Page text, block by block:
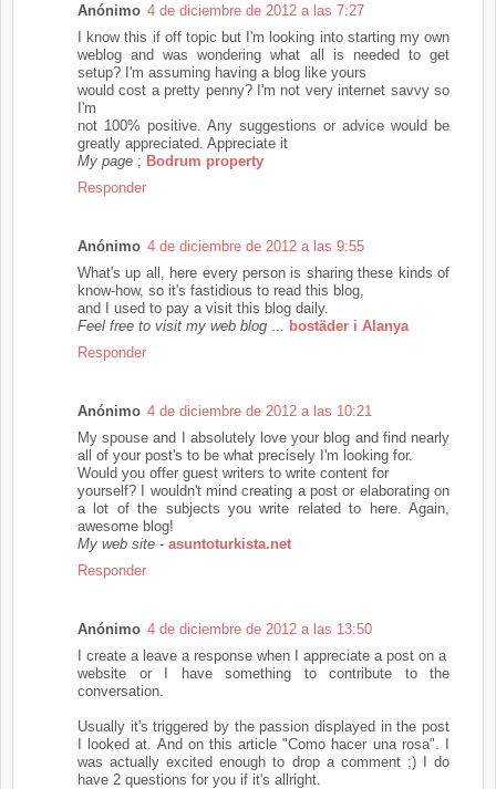
Anónimo 4 de diciembre de 2012 a las 7:27
I know this if off topic but I'm looking into starting my own
weblog and was wondering what all is needed to get
setup? I'm assuming having a blog like yours
would cost a pretty penny? I'm not very internet savvy so
I'm
not 100% positive. Any suggestions or advice would be
greatly appreciated. Appreciate it
My page ; Bodrum property
Responder
Anónimo 4 de diciembre de 2012 a las 9:55
What's up all, here every person is sharing these kinds of
know-how, so it's fastidious to read this blog,
and I used to pay a visit this blog daily.
Feel free to visit my web blog
bostäder i Alanya
Responder
Anónimo 4 de diciembre de 2012 a las 10:21
My spouse and I absolutely love your blog and find nearly
all of your post's to be what precisely I'm looking for.
Would you offer guest writers to write content for
yourself? I wouldn't mind creating a post or elaborating on
a lot of the subjects you write related to here. Again,
awesome blog!
My web site - asuntoturkista.net
Responder
Anónimo 4 de diciembre de 2012 a las 13:50
I create a leave a response when I appreciate a post on a
website or I have something to contribute to the
conversation.
Usually it's triggered by the passion displayed in the post
I looked at. And on this article "Como hacer una rosa". I
was actually excited enough to drop a comment ;) I do
have 2 questions for you if it's allright.